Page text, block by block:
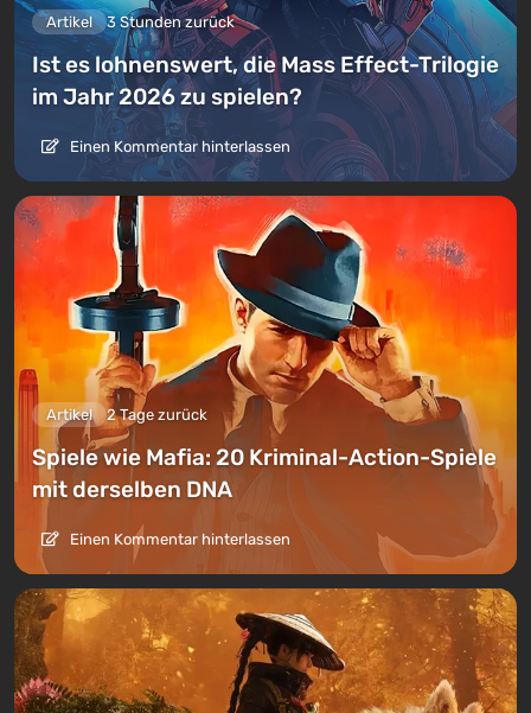
Artikel 3 Stunden zurück
Ist es lohnenswert, die Mass Effect-Trilogie
im Jahr 2026 zu spielen?
Einen Kommentar hinterlassen
Artikel 2 Tage zurück
Spiele wie Mafia: 20 Kriminal-Action-Spiele
mit derselben DNA
Einen Kommentar hinterlassen